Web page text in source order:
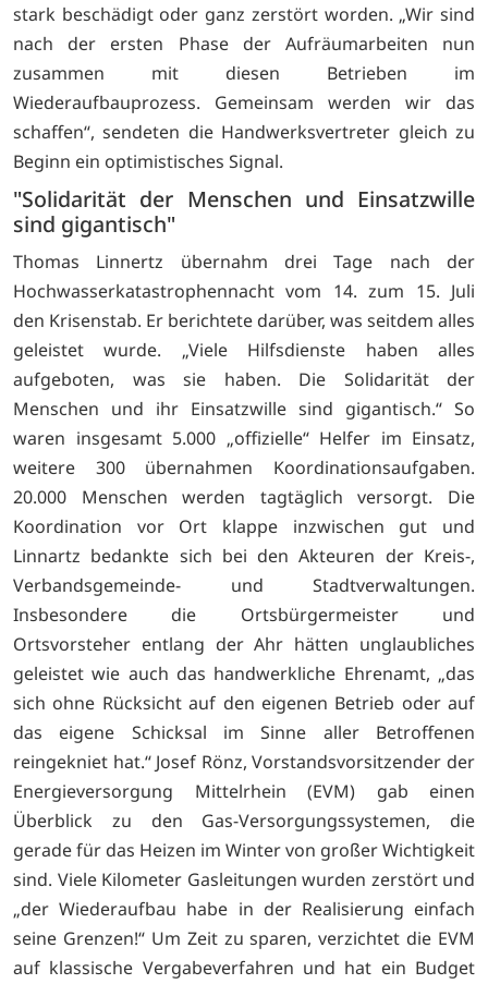
stark beschädigt oder ganz zerstört worden. „Wir sind
nach der ersten Phase der Aufräumarbeiten nun
zusammen mit diesen Betrieben im
Wiederaufbauprozess. Gemeinsam werden wir das
schaffen“, sendeten die Handwerksvertreter gleich zu
Beginn ein optimistisches Signal.
"Solidarität der Menschen und Einsatzwille
sind gigantisch"
Thomas Linnertz übernahm drei Tage nach der
Hochwasserkatastrophennacht vom 14. zum 15. Juli
den Krisenstab. Er berichtete darüber, was seitdem alles
geleistet wurde. „Viele Hilfsdienste haben alles
aufgeboten, was sie haben. Die Solidarität der
Menschen und ihr Einsatzwille sind gigantisch.“ So
waren insgesamt 5.000 „offizielle“ Helfer im Einsatz,
weitere 300 übernahmen Koordinationsaufgaben.
20.000 Menschen werden tagtäglich versorgt. Die
Koordination vor Ort klappe inzwischen gut und
Linnartz bedankte sich bei den Akteuren der Kreis-,
Verbandsgemeinde- und Stadtverwaltungen.
Insbesondere die Ortsbürgermeister und
Ortsvorsteher entlang der Ahr hätten unglaubliches
geleistet wie auch das handwerkliche Ehrenamt, „das
sich ohne Rücksicht auf den eigenen Betrieb oder auf
das eigene Schicksal im Sinne aller Betroffenen
reingekniet hat.“ Josef Rönz, Vorstandsvorsitzender der
Energieversorgung Mittelrhein (EVM) gab einen
Überblick zu den Gas-Versorgungssystemen, die
gerade für das Heizen im Winter von großer Wichtigkeit
sind. Viele Kilometer Gasleitungen wurden zerstört und
„der Wiederaufbau habe in der Realisierung einfach
seine Grenzen!“ Um Zeit zu sparen, verzichtet die EVM
auf klassische Vergabeverfahren und hat ein Budget